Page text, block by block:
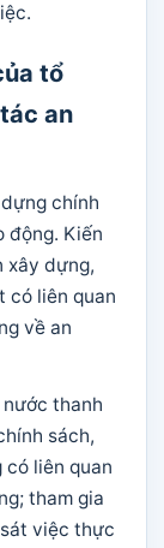
tổ
an
chính
động. Kiến
xây dựng,
có liên quan
về an
nước thanh
sách,
có liên quan
tham gia
việc thực